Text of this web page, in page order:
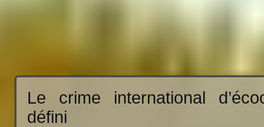
Le crime international
défini